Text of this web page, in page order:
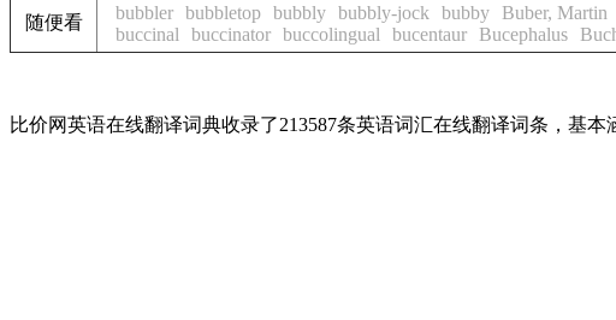
随便看 bubbler bubbletop bubbly bubbly-jock bubby Buber, Martin
buccinal
buccinator buccolingual bucentaur Bucephalus
比价网英语在线翻译词典收录了213587条英语词汇在线翻译词条，基